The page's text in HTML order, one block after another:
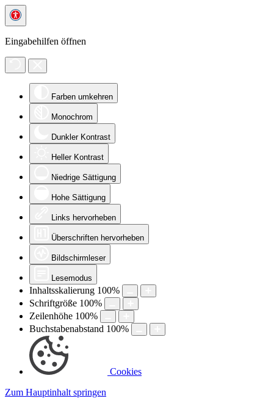
Eingabehilfen öffnen
Farben umkehren
Monochrom
Dunkler Kontrast
Heller Kontrast
Niedrige Sättigung
Hohe Sättigung
Links hervorheben
Überschriften hervorheben
Bildschirmleser
Lesemodus
Inhaltsskalierung 100%
Schriftgröße 100%
Zeilenhöhe 100%
Buchstabenabstand 100%
Cookies
Zum Hauptinhalt springen